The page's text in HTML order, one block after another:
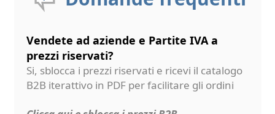
Vendete ad aziende e Partite IVA a
prezzi riservati?
Si, sblocca i prezzi riservati e ricevi il catalogo
B2B iterattivo in PDF per facilitare gli ordini